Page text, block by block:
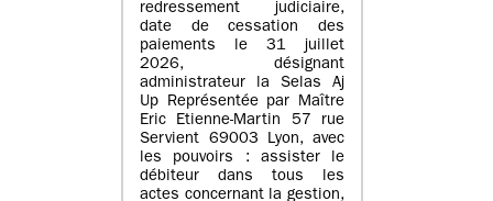
redressement judiciaire,
date de cessation des
paiements le 31 juillet
2026, désignant
administrateur la Selas Aj
Up Représentée par Maître
Eric Etienne-Martin 57 rue
Servient 69003 Lyon, avec
les pouvoirs : assister le
débiteur dans tous les
actes concernant la gestion,